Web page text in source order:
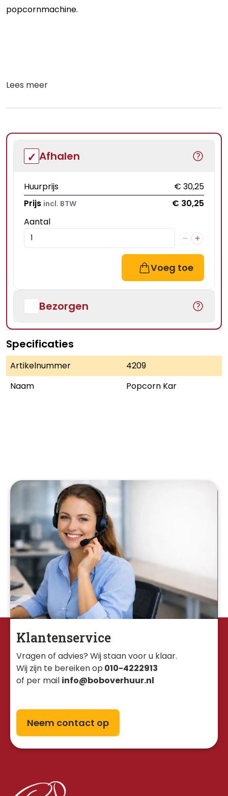
popcornmachine.
Lees meer
Afhalen
Huurprijs
€ 30,25
Prijs incl. BTW
€ 30,25
Aantal
Voeg toe
Bezorgen
Specificaties
Artikelnummer
4209
Naam
Popcorn Kar
Klantenservice
Vragen of advies? Wij staan voor u klaar.
Wij zijn te bereiken op 010-4222913
of per mail info@boboverhuur.nl
Neem contact op